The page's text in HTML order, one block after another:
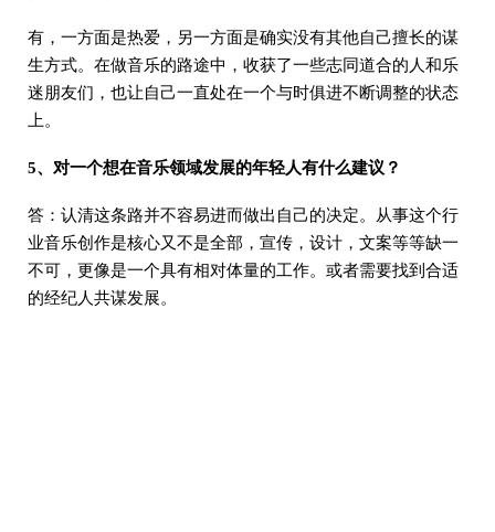
有，一方面是热爱，另一方面是确实没有其他自己擅长的谋
生方式。在做音乐的路途中，收获了一些志同道合的人和乐
迷朋友们，也让自己一直处在一个与时俱进不断调整的状态
上。
5、对一个想在音乐领域发展的年轻人有什么建议？
答：认清这条路并不容易进而做出自己的决定。从事这个行
业音乐创作是核心又不是全部，宣传，设计，文案等等缺一
不可，更像是一个具有相对体量的工作。或者需要找到合适
的经纪人共谋发展。